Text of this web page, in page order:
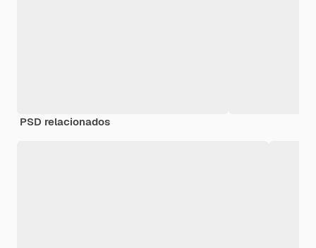
PSD relacionados